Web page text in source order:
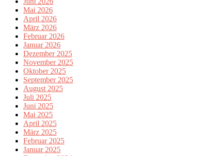
Mai 2026
April 2026
März 2026
Februar 2026
Januar 2026
Dezember 2025
November 2025
Oktober 2025
September 2025
August 2025
Juli 2025
Juni 2025
Mai 2025
April 2025
März 2025
Februar 2025
Januar 2025